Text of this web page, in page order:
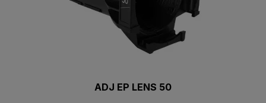
ADJ EP LENS 50